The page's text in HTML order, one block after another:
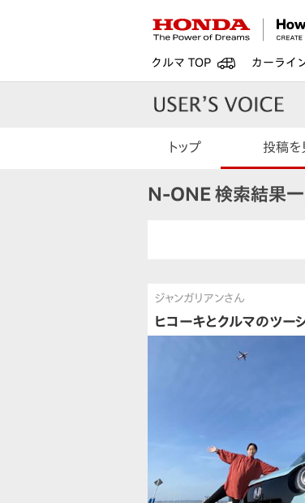
クルマ TOP カーライ
トップ 投稿を
N-ONE 検索結果
ジャンガリアンさん
ヒコーキとクルマのツー